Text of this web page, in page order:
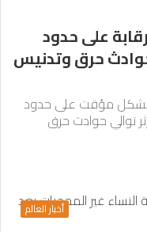
على حدود
حوادث حرق وتدنيس
بشكل مؤقت على حدود
توالي حوادث حرق
أخبار العالم